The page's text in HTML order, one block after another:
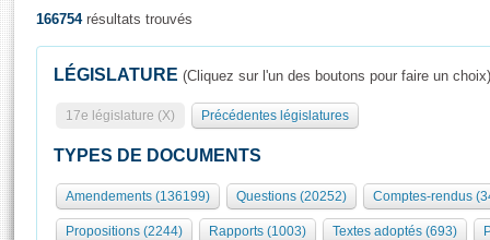
Présidence
577 députés
Groupes politiques
Séance publique
Commissions et autres organes
Europe et International
Rôle et pouvoirs de l'Assemblée
Organisation de l'Assemblée
Présidence Conférence des Présidents Bureau Collège des
Visiter l'Assemblée
Visite virtuelle du palais Bourbon
Assister à une séance
166754résultats trouvés
LÉGISLATURE (Cliquez sur l'un des boutons pour faire un choix)
17e législature (X) Précédentes législatures
TYPES DE DOCUMENTS
Amendements (136199) Questions (20252) Comptes-rendus
Propositions (2244) Rapports (1003) Textes adoptés (693)